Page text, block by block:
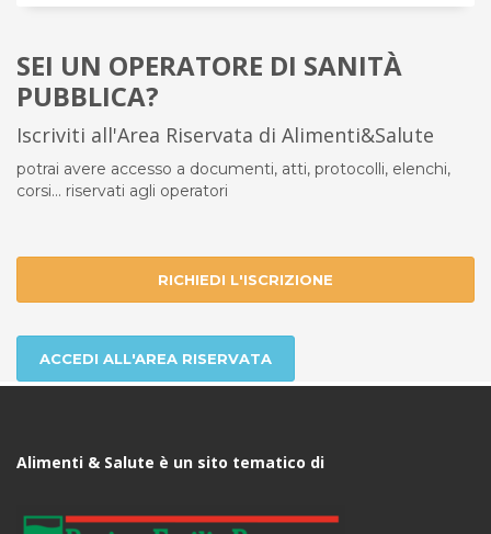
SEI UN OPERATORE DI SANITÀ
PUBBLICA?
Iscriviti all'Area Riservata di Alimenti&Salute
potrai avere accesso a documenti, atti, protocolli, elenchi,
corsi... riservati agli operatori
RICHIEDI L'ISCRIZIONE
ACCEDI ALL'AREA RISERVATA
Alimenti & Salute è un sito tematico di